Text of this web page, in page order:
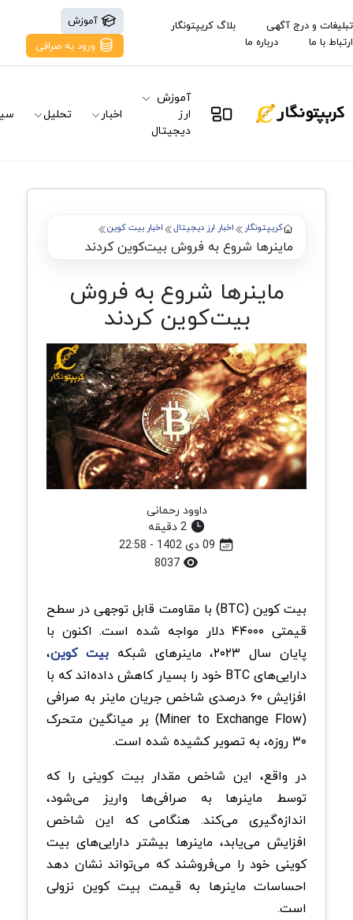
تبلیغات و درج آگهی
بلاگ کریپتونگار
ارتباط با ما
درباره ما
آموزش
ورود به صرافی
آموزش
ارز
دیجیتال
اخبار تحلیل
کریپتونگار اخبار ارز دیجیتال اخبار بیت کوین
ماینرها شروع به فروش بیت‌کوین کردند
ماینرها شروع به فروش
بیت‌کوین کردند
داوود رحمانی
2 دقیقه
بیت کوین (BTC) با مقاومت قابل توجهی در سطح
قیمتی ۴۴۰۰۰ دلار مواجه شده است. اکنون با
پایان سال ۲۰۲۳، ماینرهای شبکه
بیت کوین،
دارایی‌های BTC خود را بسیار کاهش داده‌اند که با
افزایش ۶۰ درصدی شاخص جریان ماینر به صرافی
(Miner to Exchange Flow) بر میانگین متحرک
۳۰ روزه، به تصویر کشیده شده است.
در واقع، این شاخص مقدار بیت کوینی را که
توسط ماینرها به صرافی‌ها واریز می‌شود،
اندازه‌گیری می‌کند. هنگامی که این شاخص
افزایش می‌یابد، ماینرها بیشتر دارایی‌های بیت
کوینی خود را می‌فروشند که می‌تواند نشان دهد
احساسات ماینرها به قیمت بیت کوین نزولی
است.